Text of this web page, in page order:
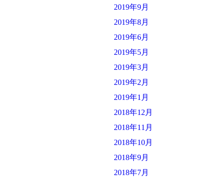
2019年9月
2019年8月
2019年6月
2019年5月
2019年3月
2019年2月
2019年1月
2018年12月
2018年11月
2018年10月
2018年9月
2018年7月